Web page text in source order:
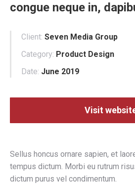
congue neque in,
Client: Seven Media Group
Category: Product Design
Date: June 2019
Visit
Sellus honcus ornare sapien, et
tempus dictum. Morbi eu rutrum
dictum purus vel condimentum.